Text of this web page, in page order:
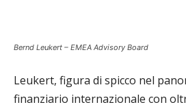
Bernd Leukert – EMEA Advisory Board
Leukert, figura di spicco nel
finanziario internazionale con